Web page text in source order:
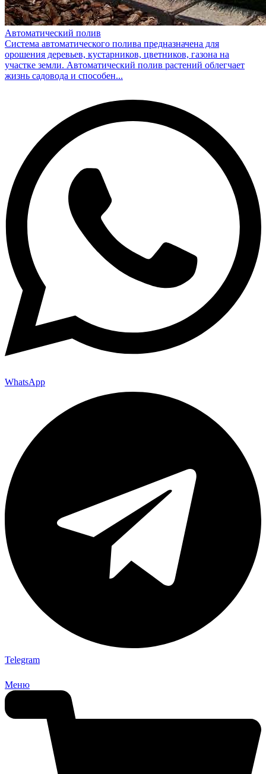
Автоматический полив
Система автоматического полива предназначена для
орошения деревьев, кустарников, цветников, газона на
участке земли. Автоматический полив растений облегчает
жизнь садовода и способен...
WhatsApp
Telegram
Меню